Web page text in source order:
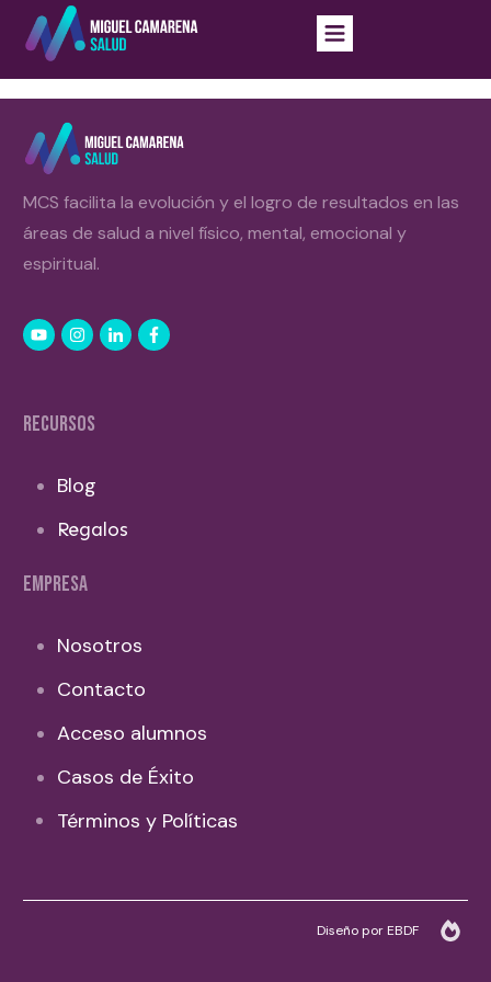
MCS facilita la evolución y el logro de resultados en las
áreas de salud a nivel físico, mental, emocional y
espiritual.
RECURSOS
Blog
Regalos
EMPRESA
Nosotros
Contacto
Acceso alumnos
Casos de Éxito
Términos y Políticas
Diseño por EBDF